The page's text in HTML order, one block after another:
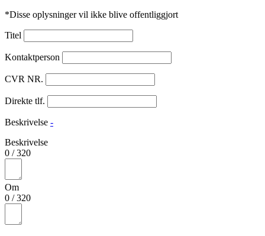
*Disse oplysninger vil ikke blive offentliggjort
Titel
Kontaktperson
CVR NR.
Direkte tlf.
Beskrivelse -
Beskrivelse
0 /320
Om
0 /320